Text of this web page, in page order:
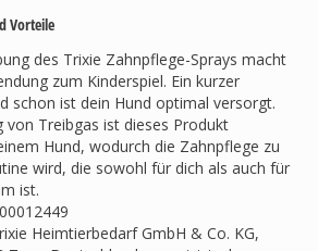
Vorteile
des Trixie Zahnpflege-Sprays macht
zum Kinderspiel. Ein kurzer
schon ist dein Hund optimal versorgt.
von Treibgas ist dieses Produkt
Hund, wodurch die Zahnpflege zu
wird, die sowohl für dich als auch für
ist.
Heimtierbedarf GmbH & Co. KG,